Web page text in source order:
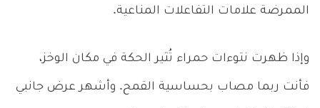
الممرضة علامات التفاعلات المناعية.
وإذا ظهرت نتوءات حمراء تُثير الحكة في مكان الوخز،
فأنت ربما مصاب بحساسية القمح. وأشهر عرض جانبي